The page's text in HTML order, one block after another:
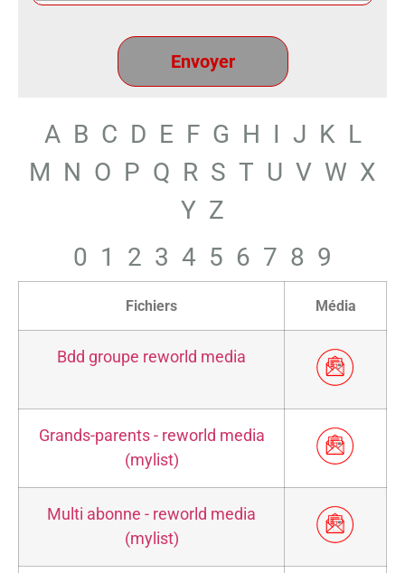
A B C D E F G H I J K L
M N O P Q R S T U V W X
Y Z
0 1 2 3 4 5 6 7 8 9
Fichiers Média
Bdd groupe reworld media
Grands-parents - reworld media
(mylist)
Multi abonne - reworld media
(mylist)